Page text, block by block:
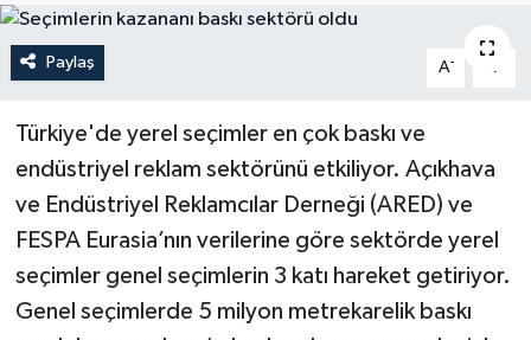
Paylaş A- A
Türkiye'de yerel seçimler en çok baskı ve
endüstriyel reklam sektörünü etkiliyor. Açıkhava
ve Endüstriyel Reklamcılar Derneği (ARED) ve
FESPA Eurasia’nın verilerine göre sektörde yerel
seçimler genel seçimlerin 3 katı hareket getiriyor.
Genel seçimlerde 5 milyon metrekarelik baskı
Spor
Yaşam